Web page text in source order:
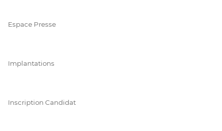
Espace Presse
Implantations
Inscription Candidat